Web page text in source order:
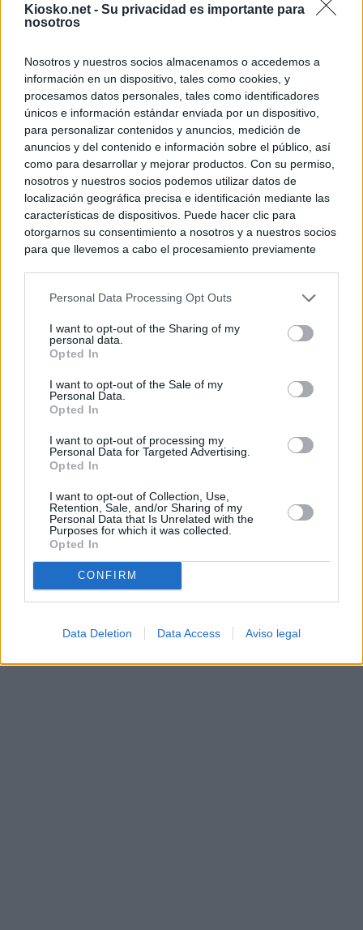
Kiosko.net - Su privacidad es importante para
nosotros
Nosotros y nuestros socios almacenamos o accedemos a
información en un dispositivo, tales como cookies, y
procesamos datos personales, tales como identificadores
únicos e información estándar enviada por un dispositivo,
para personalizar contenidos y anuncios, medición de
anuncios y del contenido e información sobre el público, así
como para desarrollar y mejorar productos. Con su permiso,
nosotros y nuestros socios podemos utilizar datos de
localización geográfica precisa e identificación mediante las
características de dispositivos. Puede hacer clic para
otorgarnos su consentimiento a nosotros y a nuestros socios
para que llevemos a cabo el procesamiento previamente
negar su consentimiento. Tenga en cuenta que algún
de su consentimiento, pero usted tiene el derecho de
rechazar tal procesamiento. Sus preferencias se aplicarán
cualquier momento entrando de nuevo en este sitio web o
visitando nuestra política de privacidad.
Personal Data Processing Opt Outs
I want to opt-out of the Sharing of my
personal data.
Opted In
I want to opt-out of the Sale of my
Personal Data.
Opted In
I want to opt-out of processing my
Personal Data for Targeted Advertising.
Opted In
I want to opt-out of Collection, Use,
Retention, Sale, and/or Sharing of my
Personal Data that Is Unrelated with the
Purposes for which it was collected.
Opted In
CONFIRM
Data Deletion Data Access Aviso legal